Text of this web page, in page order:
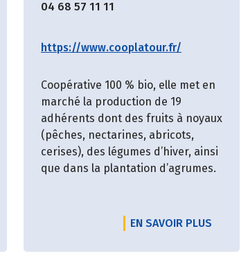
04 68 57 11 11
https://www.cooplatour.fr/
Coopérative 100 % bio, elle met en
marché la production de 19
adhérents dont des fruits à noyaux
(pêches, nectarines, abricots,
cerises), des légumes d’hiver, ainsi
que dans la plantation d’agrumes.
EN SAVOIR PLUS